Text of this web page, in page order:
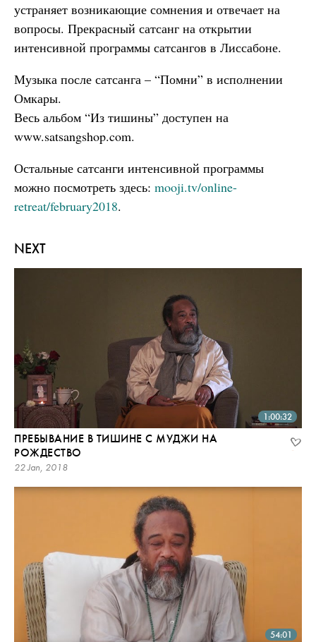
NEXT
1:00:32
ПРЕБЫВАНИЕ В ТИШИНЕ С МУДЖИ НА
РОЖДЕСТВО
22 Jan, 2018
54:01
устраняет возникающие сомнения и отвечает на
вопросы. Прекрасный сатсанг на открытии
интенсивной программы сатсангов в Лиссабоне.
Музыка после сатсанга – “Помни” в исполнении
Омкары.
Весь альбом “Из тишины” доступен на
www.satsangshop.com.
Остальные сатсанги интенсивной программы
можно посмотреть здесь: mooji.tv/online-
retreat/february2018.